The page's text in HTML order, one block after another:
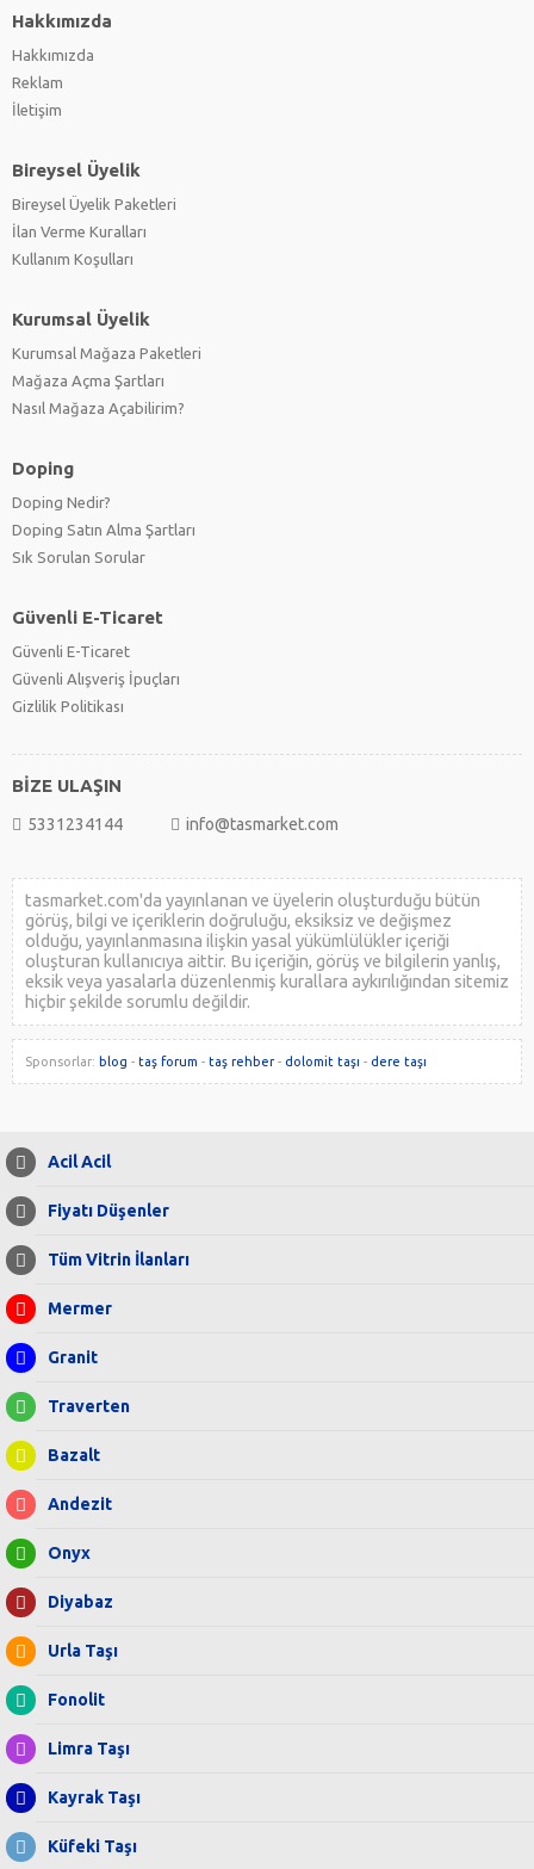
Hakkımızda
Hakkımızda
Reklam
İletişim
Bireysel Üyelik
Bireysel Üyelik Paketleri
İlan Verme Kuralları
Kullanım Koşulları
Kurumsal Üyelik
Kurumsal Mağaza Paketleri
Mağaza Açma Şartları
Nasıl Mağaza Açabilirim?
Doping
Doping Nedir?
Doping Satın Alma Şartları
Sık Sorulan Sorular
Güvenli E-Ticaret
Güvenli E-Ticaret
Güvenli Alışveriş İpuçları
Gizlilik Politikası
BİZE ULAŞIN
5331234144 info@tasmarket.com
tasmarket.com'da yayınlanan ve üyelerin oluşturduğu bütün
görüş, bilgi ve içeriklerin doğruluğu, eksiksiz ve değişmez
olduğu, yayınlanmasına ilişkin yasal yükümlülükler içeriği
oluşturan kullanıcıya aittir. Bu içeriğin, görüş ve bilgilerin yanlış,
eksik veya yasalarla düzenlenmiş kurallara aykırılığından sitemiz
hiçbir şekilde sorumlu değildir.
Sponsorlar: blog - taş forum - taş rehber - dolomit taşı - dere taşı
Acil Acil
Fiyatı Düşenler
Tüm Vitrin İlanları
Mermer
Granit
Traverten
Bazalt
Andezit
Onyx
Diyabaz
Urla Taşı
Fonolit
Limra Taşı
Kayrak Taşı
Küfeki Taşı